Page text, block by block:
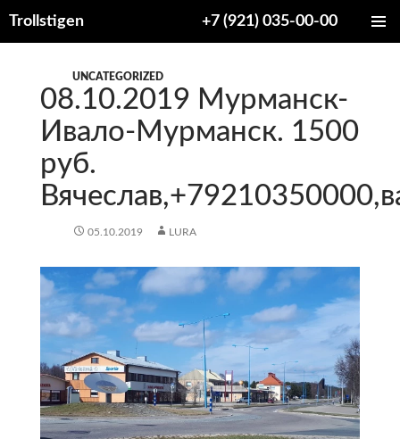
Trollstigen +7 (921) 035-00-00
СОДЕРЖИМОМУUNCATEGORIZED
08.10.2019 Мурманск-
Ивало-Мурманск. 1500
руб.
05.10.2019 LURA